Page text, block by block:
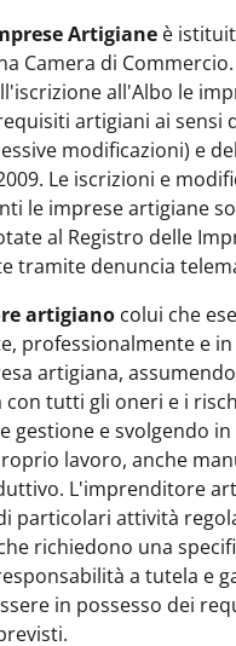
Artigiane è
Camera di Commercio.
all'Albo le
artigiani ai sensi
modificazioni) e
Le iscrizioni e
le imprese artigiane
al Registro delle
tramite denuncia
artigiano colui che
professionalmente e
artigiana,
con tutti gli oneri e i
gestione e svolgendo
lavoro, anche
L'imprenditore
particolari attività
richiedono una
a tutela e
in possesso dei